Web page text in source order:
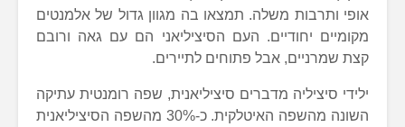
אופי ותרבות משלה. תמצאו בה מגוון גדול של אלמנטים
מקומיים יחודיים. העם הסיציליאני הם עם גאה ורובם
קצת שמרניים, אבל פתוחים לתיירים.
ילידי סיציליה מדברים סיציליאנית, שפה רומנטית עתיקה
השונה מהשפה האיטלקית. כ-30% מהשפה הסיציליאנית